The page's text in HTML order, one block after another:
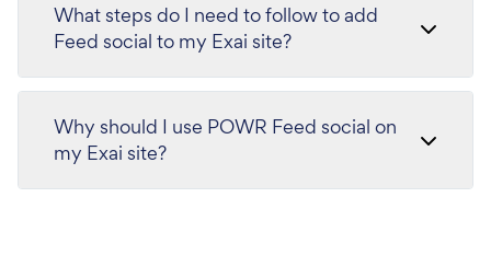
What steps do I need to follow to add
Feed social to my Exai site?
Why should I use POWR Feed social on
my Exai site?